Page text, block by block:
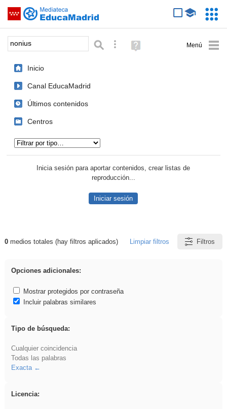
Saltar navegación
Palabra o frase: Búsqueda avanzada
Ayuda
(en
Inicio
Canal EducaMadrid
Últimos contenidos
Centros
Inicia sesión para aportar contenidos, crear listas de
reproducción...
Iniciar sesión
Resultados de: nonius
0medios totales (hay filtros aplicados) Limpiar filtros Filtros
Opciones adicionales:
Mostrar protegidos por contraseña
Incluir palabras similares
Tipo de búsqueda:
Cualquier coincidencia
Todas las palabras
Exacta
Licencia: